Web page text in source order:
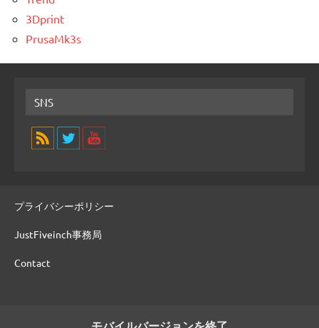
3Dprint
PrusaMk3s
SNS
プライバシーポリシー
JustFiveinch事務局
Contact